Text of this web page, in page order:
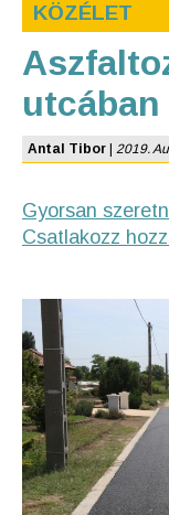
KÖZÉLET
utcában
Antal Tibor 2019.
Gyorsan
Csatlakozz